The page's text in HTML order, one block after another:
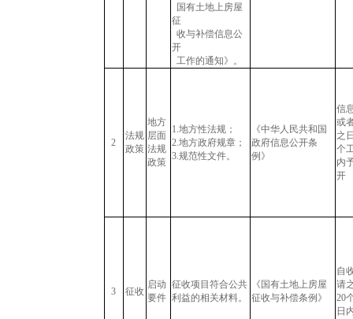
国有土地上房屋
征
收与补偿信息公
开
工作的通知》。
2
法规
政策
地方
层面
法规
政策
1.地方性法规；
2.地方政府规章；
3.规范性文件。
《中华人民共和国
政府信息公开条
例》
信
或
之
个
内
开
3 征收
启动
要件
征收项目符合公共
利益的相关材料。
《国有土地上房屋
征收与补偿条例》
自
请
20
日